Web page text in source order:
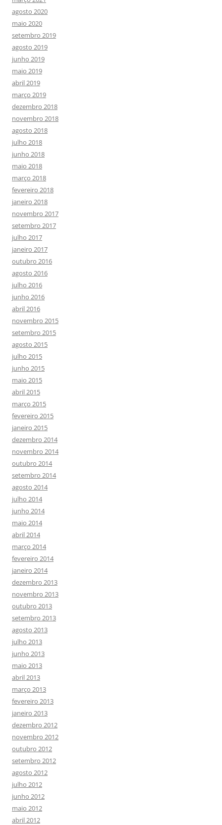
agosto 2020
maio 2020
setembro 2019
agosto 2019
junho 2019
maio 2019
abril 2019
março 2019
dezembro 2018
novembro 2018
agosto 2018
julho 2018
junho 2018
maio 2018
março 2018
fevereiro 2018
janeiro 2018
novembro 2017
setembro 2017
julho 2017
janeiro 2017
outubro 2016
agosto 2016
julho 2016
junho 2016
abril 2016
novembro 2015
setembro 2015
agosto 2015
julho 2015
junho 2015
maio 2015
abril 2015
março 2015
fevereiro 2015
janeiro 2015
dezembro 2014
novembro 2014
outubro 2014
setembro 2014
agosto 2014
julho 2014
junho 2014
maio 2014
abril 2014
março 2014
fevereiro 2014
janeiro 2014
dezembro 2013
novembro 2013
outubro 2013
setembro 2013
agosto 2013
julho 2013
junho 2013
maio 2013
abril 2013
março 2013
fevereiro 2013
janeiro 2013
dezembro 2012
novembro 2012
outubro 2012
setembro 2012
agosto 2012
julho 2012
junho 2012
maio 2012
abril 2012